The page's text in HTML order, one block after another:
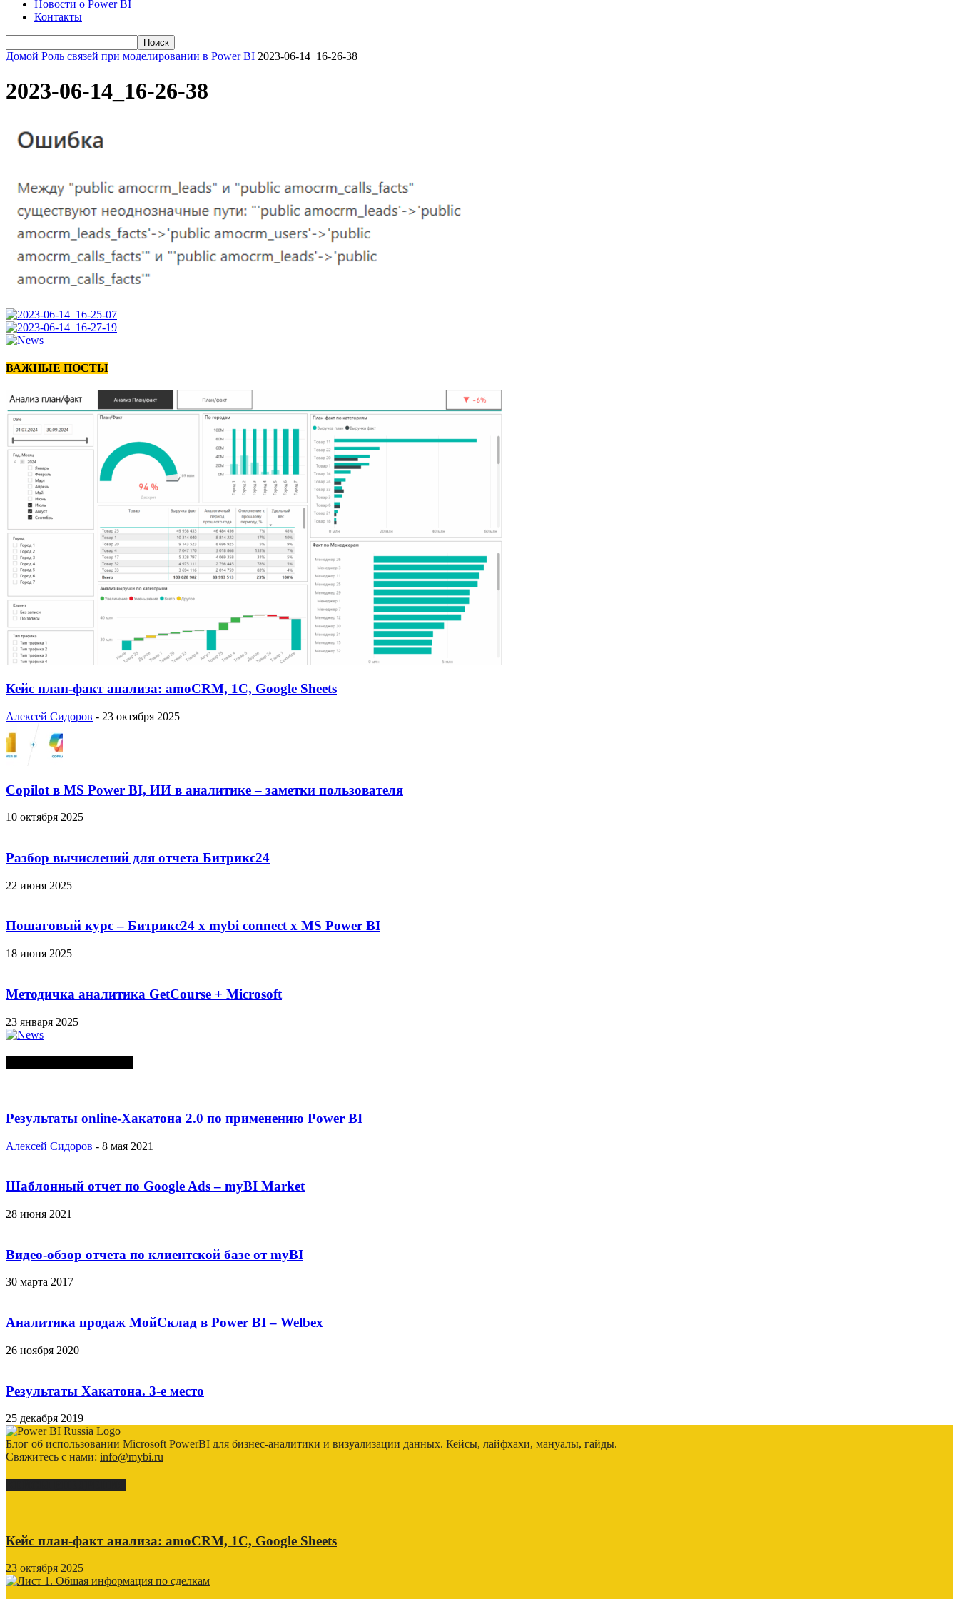
Новости о Power BI
Контакты
Домой Роль связей при моделировании в Power BI 2023-06-14_16-26-38
2023-06-14_16-26-38
ВАЖНЫЕ ПОСТЫ
Кейс план-факт анализа: amoCRM, 1C, Google Sheets
Алексей Сидоров - 23 октября 2025
Copilot в MS Power BI, ИИ в аналитике – заметки пользователя
10 октября 2025
Разбор вычислений для отчета Битрикс24
22 июня 2025
Пошаговый курс – Битрикс24 х mybi connect х MS Power BI
18 июня 2025
Методичка аналитика GetCourse + Microsoft
23 января 2025
Результаты online-Хакатона 2.0 по применению Power BI
Алексей Сидоров - 8 мая 2021
Шаблонный отчет по Google Ads – myBI Market
28 июня 2021
Видео-обзор отчета по клиентской базе от myBI
30 марта 2017
Аналитика продаж МойСклад в Power BI – Welbex
26 ноября 2020
Результаты Хакатона. 3-е место
25 декабря 2019
Блог об использовании Microsoft PowerBI для бизнес-аналитики и визуализации данных. Кейсы, лайфхахи, мануалы, гайды.
Свяжитесь с нами: info@mybi.ru
Кейс план-факт анализа: amoCRM, 1C, Google Sheets
23 октября 2025